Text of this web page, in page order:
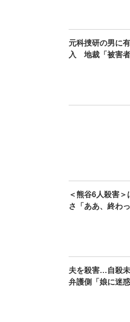
元科捜研の男に
入 地裁「被害者
＜熊谷6人殺害
さ「ああ、終わ
夫を殺害…自殺
弁護側「娘に迷